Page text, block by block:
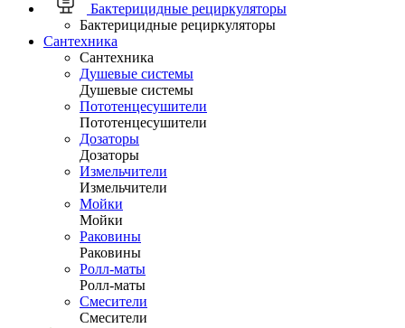
Бактерицидные рециркуляторы
Бактерицидные рециркуляторы
Сантехника
Сантехника
Душевые системы
Душевые системы
Пототенцесушители
Пототенцесушители
Дозаторы
Дозаторы
Измельчители
Измельчители
Мойки
Мойки
Раковины
Раковины
Ролл-маты
Ролл-маты
Смесители
Смесители